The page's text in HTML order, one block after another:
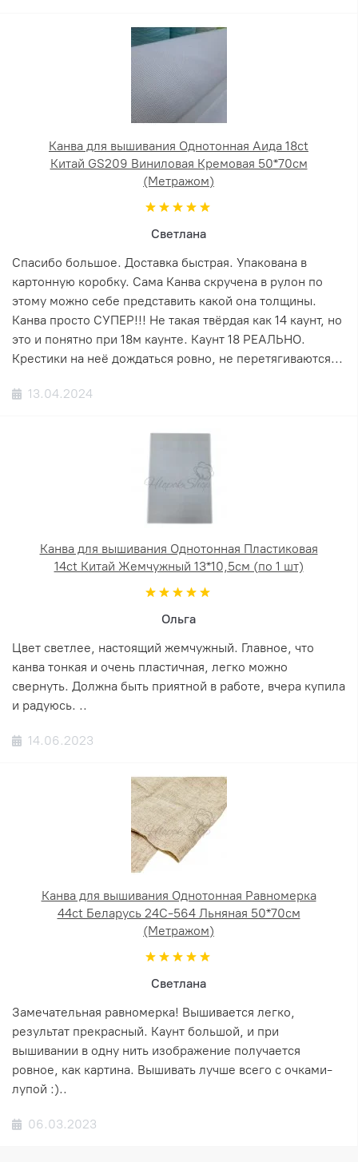
Канва для вышивания Однотонная Аида 18ct
Китай GS209 Виниловая Кремовая 50*70см
(Метражом)
Светлана
Спасибо большое. Доставка быстрая. Упакована в
картонную коробку. Сама Канва скручена в рулон по
этому можно себе представить какой она толщины.
Канва просто СУПЕР!!! Не такая твёрдая как 14 каунт, но
это и понятно при 18м каунте. Каунт 18 РЕАЛЬНО.
Крестики на неё дождаться ровно, не перетягиваются...
13.04.2024
Канва для вышивания Однотонная Пластиковая
14ct Китай Жемчужный 13*10,5см (по 1 шт)
Ольга
Цвет светлее, настоящий жемчужный. Главное, что
канва тонкая и очень пластичная, легко можно
свернуть. Должна быть приятной в работе, вчера купила
и радуюсь. ..
14.06.2023
Канва для вышивания Однотонная Равномерка
44ct Беларусь 24С-564 Льняная 50*70см
(Метражом)
Светлана
Замечательная равномерка! Вышивается легко,
результат прекрасный. Каунт большой, и при
вышивании в одну нить изображение получается
ровное, как картина. Вышивать лучше всего с очками-
лупой :)..
06.03.2023